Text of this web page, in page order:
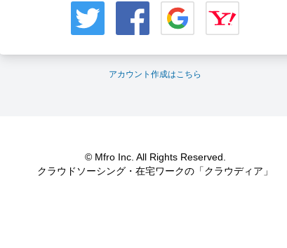
アカウント作成はこちら
© Mfro Inc. All Rights Reserved.
クラウドソーシング・在宅ワークの「クラウディア」